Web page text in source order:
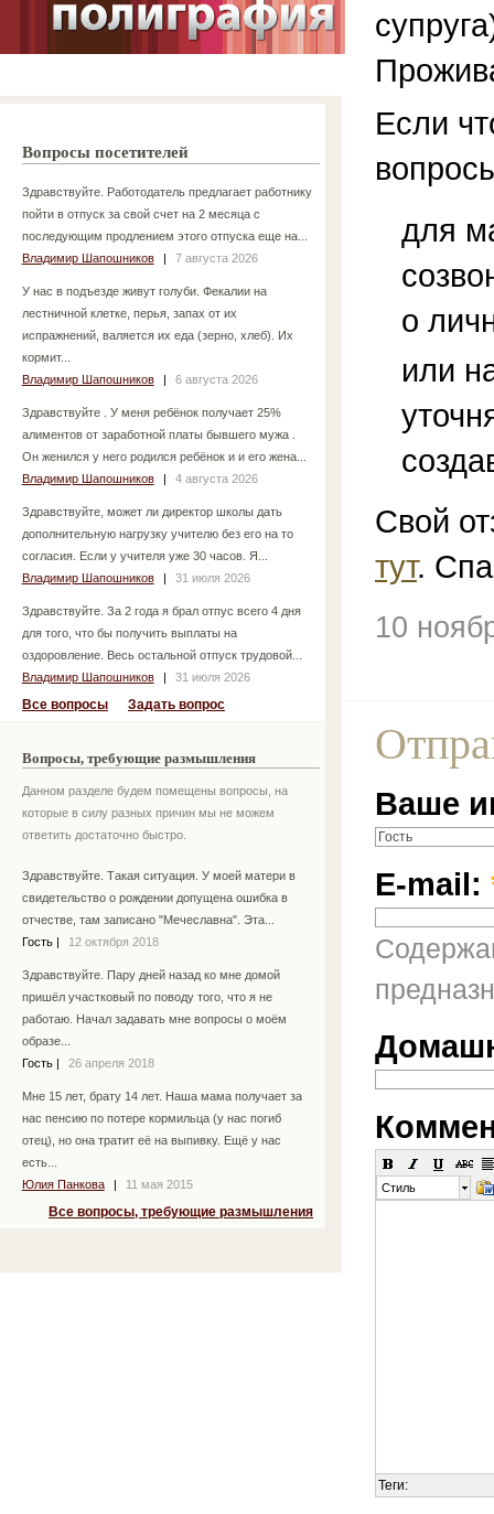
Вопросы посетителей
Здравствуйте. Работодатель предлагает работнику
пойти в отпуск за свой счет на 2 месяца с
последующим продлением этого отпуска еще на...
Владимир Шапошников
| 7 августа 2026
У нас в подъезде живут голуби. Фекалии на
лестничной клетке, перья, запах от их
испражнений, валяется их еда (зерно, хлеб). Их
кормит...
Владимир Шапошников
| 6 августа 2026
Здравствуйте . У меня ребёнок получает 25%
алиментов от заработной платы бывшего мужа .
Он женился у него родился ребёнок и и его жена...
Владимир Шапошников
| 4 августа 2026
Здравствуйте, может ли директор школы дать
дополнительную нагрузку учителю без его на то
согласия. Если у учителя уже 30 часов. Я...
Владимир Шапошников
| 31 июля 2026
Здравствуйте. За 2 года я брал отпус всего 4 дня
для того, что бы получить выплаты на
оздоровление. Весь остальной отпуск трудовой...
Владимир Шапошников
| 31 июля 2026
Все вопросы Задать вопрос
Вопросы, требующие размышления
Данном разделе будем помещены вопросы, на
которые в силу разных причин мы не можем
ответить достаточно быстро.
Здравствуйте. Такая ситуация. У моей матери в
свидетельство о рождении допущена ошибка в
отчестве, там записано "Мечеславна". Эта...
Гость
12 октября 2018
Здравствуйте. Пару дней назад ко мне домой
пришёл участковый по поводу того, что я не
работаю. Начал задавать мне вопросы о моём
образе...
Гость
26 апреля 2018
Мне 15 лет, брату 14 лет. Наша мама получает за
нас пенсию по потере кормильца (у нас погиб
отец), но она тратит её на выпивку. Ещё у нас
есть...
Юлия Панкова
11 мая 2015
Все вопросы, требующие размышления
Если
для
о
или
Свой
тут.
10
Ваше
E-mail:
Стиль
Теги: